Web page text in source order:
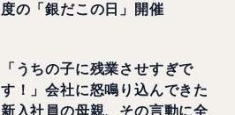
度の「銀だこの日」開催
「うちの子に残業させすぎで
す！」会社に怒鳴り込んできた
新入社員の母親、その言動に全